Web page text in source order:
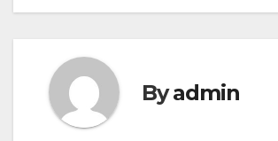
Byadmin